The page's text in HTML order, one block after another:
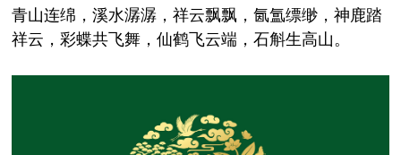
青山连绵，溪水潺潺，祥云飘飘，氤氲缥缈，神鹿踏
祥云，彩蝶共飞舞，仙鹤飞云端，石斛生高山。